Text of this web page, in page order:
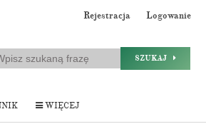
Rejestracja Logowanie
SZUKAJ
WIĘCEJ